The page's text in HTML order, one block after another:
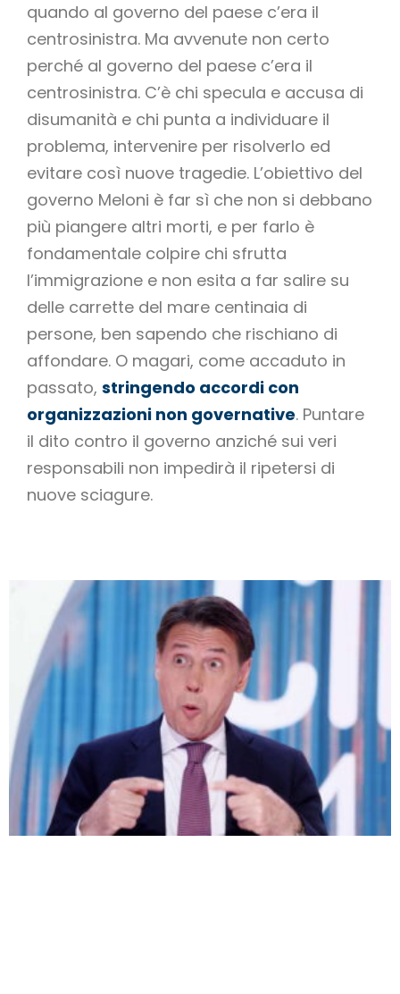
quando al governo del paese c’era il
centrosinistra. Ma avvenute non certo
perché al governo del paese c’era il
centrosinistra. C’è chi specula e accusa di
disumanità e chi punta a individuare il
problema, intervenire per risolverlo ed
evitare così nuove tragedie. L’obiettivo del
governo Meloni è far sì che non si debbano
più piangere altri morti, e per farlo è
fondamentale colpire chi sfrutta
l’immigrazione e non esita a far salire su
delle carrette del mare centinaia di
persone, ben sapendo che rischiano di
affondare. O magari, come accaduto in
passato, stringendo accordi con
organizzazioni non governative. Puntare
il dito contro il governo anziché sui veri
responsabili non impedirà il ripetersi di
nuove sciagure.